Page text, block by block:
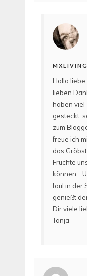
MXLIVING
Hallo liebe
lieben
haben viel
gesteckt,
zum
freue ich
das
Früchte
können…
faul in der
genießt
Dir viele
Tanja